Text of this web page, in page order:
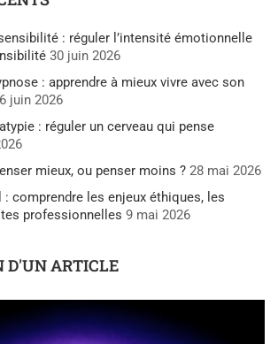
: réguler l’intensité émotionnelle
30 juin 2026
: apprendre à mieux vivre avec son
juin 2026
: réguler un cerveau qui pense
mieux, ou penser moins ? 28 mai 2026
comprendre les enjeux éthiques, les
professionnelles 9 mai 2026
D'UN ARTICLE